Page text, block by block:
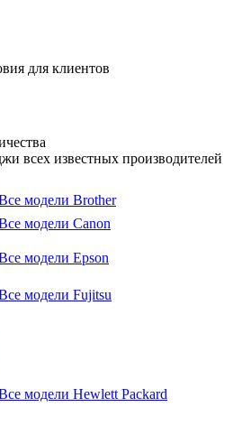
для клиентов
всех известных производителей
модели Brother
модели Canon
модели Epson
модели Fujitsu
модели Hewlett Packard